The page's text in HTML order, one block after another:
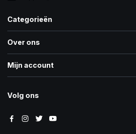
Categorieën
Over ons
Mijn account
Volg ons